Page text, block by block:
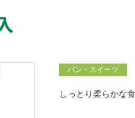
パン・スイーツ
しっとり柔らかな